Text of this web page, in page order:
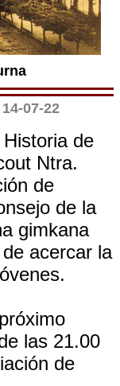
14-07-22
de
Ntra.
de
de la
gimkana
acercar la
las 21.00
de